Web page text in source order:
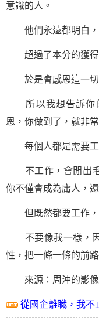
意識的人。
他們永遠都明白，
超過了本分的獲得
於是會感恩這一切
所以我想告訴你
恩，你做到了，就非
每個人都是需要工
不工作，會閒出毛
你不僅會成為庸人，
但既然都要工作，
不要像我一樣，因
性，把一條一條的前
來源：周沖的影像
從國企離職，我不